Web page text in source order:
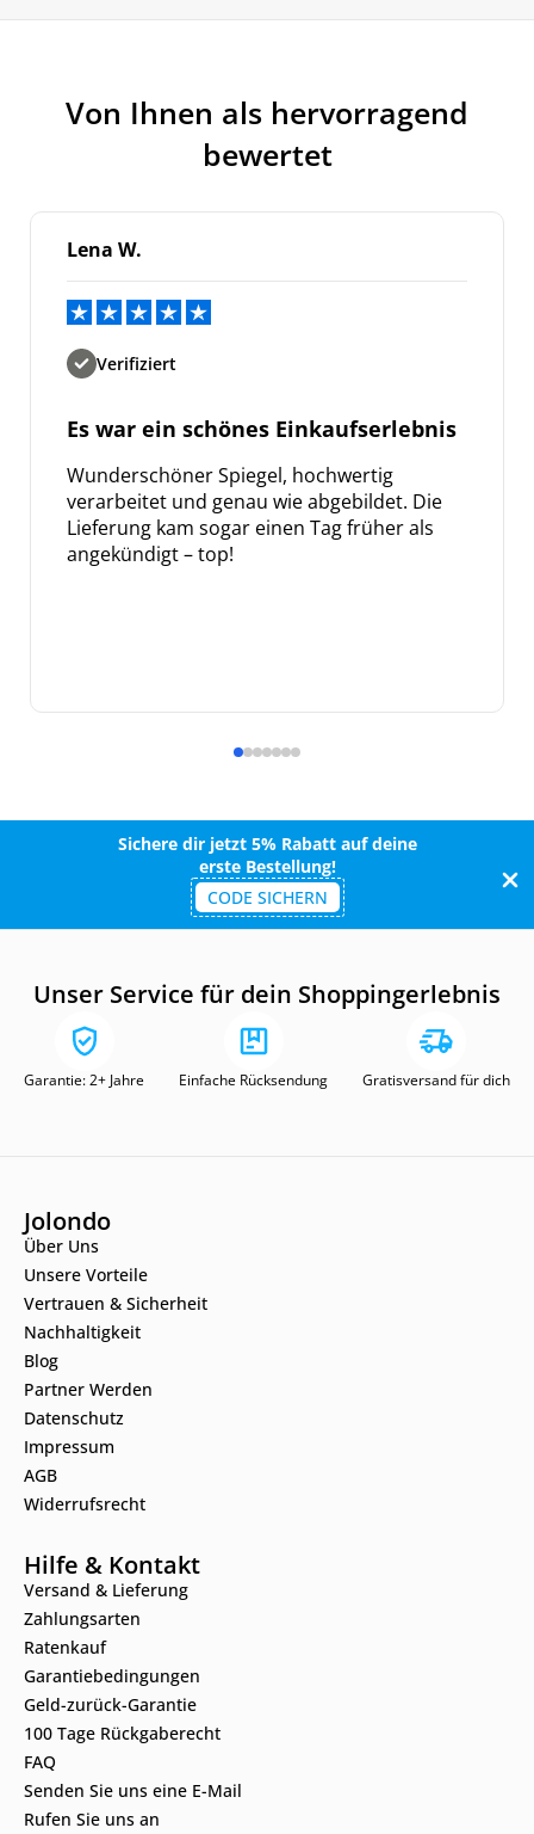
Von Ihnen als hervorragend
bewertet
Lena W.
Verifiziert
Es war ein schönes Einkaufserlebnis
Wunderschöner Spiegel, hochwertig
verarbeitet und genau wie abgebildet. Die
Lieferung kam sogar einen Tag früher als
angekündigt – top!
Sichere dir jetzt 5% Rabatt auf deine
erste Bestellung!
CODE SICHERN
Unser Service für dein Shoppingerlebnis
Garantie: 2+ Jahre Einfache Rücksendung Gratisversand für dich
Jolondo
Über Uns
Unsere Vorteile
Vertrauen & Sicherheit
Nachhaltigkeit
Blog
Partner Werden
Datenschutz
Impressum
AGB
Widerrufsrecht
Hilfe & Kontakt
Versand & Lieferung
Zahlungsarten
Ratenkauf
Garantiebedingungen
Geld-zurück-Garantie
100 Tage Rückgaberecht
FAQ
Senden Sie uns eine E-Mail
Rufen Sie uns an